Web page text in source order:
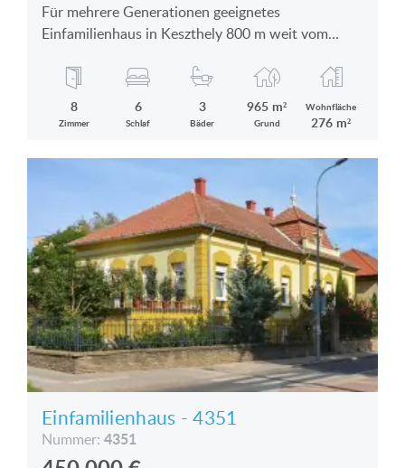
Für mehrere Generationen geeignetes
Einfamilienhaus in Keszthely 800 m weit vom
8
Zimmer
6
Schlaf
3
Bäder
965 m²
Grund
Wohnfläche
276 m²
Einfamilienhaus - 4351
Nummer: 4351